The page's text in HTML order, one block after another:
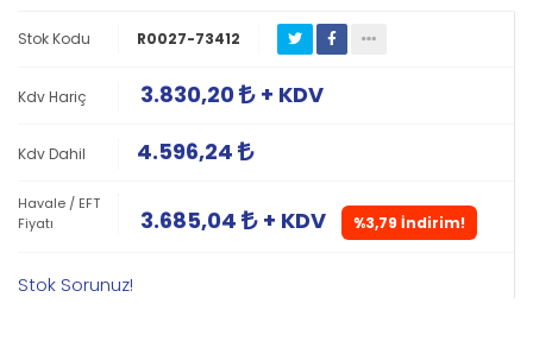
Stok Kodu R0027-73412
Kdv Hariç 3.830,20 + KDV
Kdv Dahil 4.596,24
Havale / EFT
Fiyatı
3.685,04 + KDV %3,79 İndirim!
Stok Sorunuz!